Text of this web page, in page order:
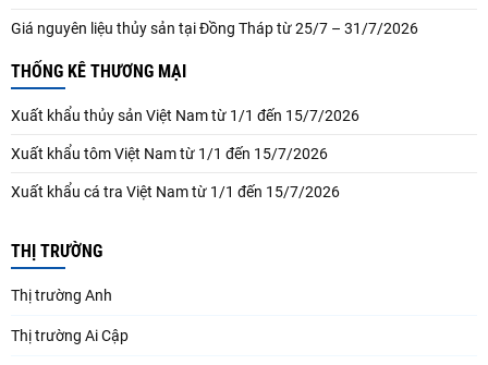
Giá nguyên liệu thủy sản tại Đồng Tháp từ 25/7 – 31/7/2026
THỐNG KÊ THƯƠNG MẠI
Xuất khẩu thủy sản Việt Nam từ 1/1 đến 15/7/2026
Xuất khẩu tôm Việt Nam từ 1/1 đến 15/7/2026
Xuất khẩu cá tra Việt Nam từ 1/1 đến 15/7/2026
THỊ TRƯỜNG
Thị trường Anh
Thị trường Ai Cập